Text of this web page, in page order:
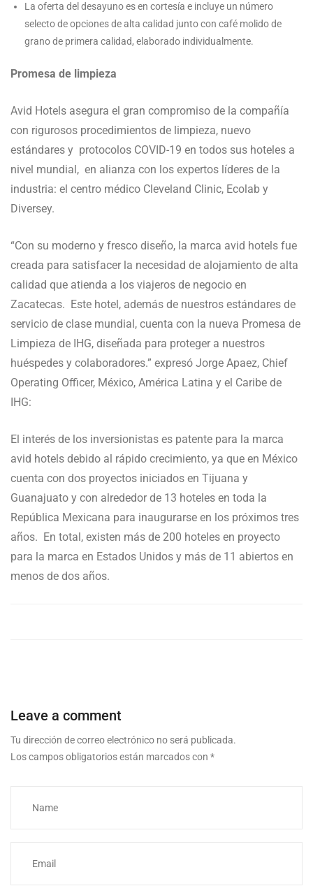
La oferta del desayuno es en cortesía e incluye un número
selecto de opciones de alta calidad junto con café molido de
grano de primera calidad, elaborado individualmente.
Promesa de limpieza
Avid Hotels asegura el gran compromiso de la compañía
con rigurosos procedimientos de limpieza, nuevo
estándares y protocolos COVID-19 en todos sus hoteles a
nivel mundial, en alianza con los expertos líderes de la
industria: el centro médico Cleveland Clinic, Ecolab y
Diversey.
“Con su moderno y fresco diseño, la marca avid hotels fue
creada para satisfacer la necesidad de alojamiento de alta
calidad que atienda a los viajeros de negocio en
Zacatecas. Este hotel, además de nuestros estándares de
servicio de clase mundial, cuenta con la nueva Promesa de
Limpieza de IHG, diseñada para proteger a nuestros
huéspedes y colaboradores.” expresó Jorge Apaez, Chief
Operating Officer, México, América Latina y el Caribe de
IHG:
El interés de los inversionistas es patente para la marca
avid hotels debido al rápido crecimiento, ya que en México
cuenta con dos proyectos iniciados en Tijuana y
Guanajuato y con alrededor de 13 hoteles en toda la
República Mexicana para inaugurarse en los próximos tres
años. En total, existen más de 200 hoteles en proyecto
para la marca en Estados Unidos y más de 11 abiertos en
menos de dos años.
Leave a comment
Tu dirección de correo electrónico no será publicada.
Los campos obligatorios están marcados con *